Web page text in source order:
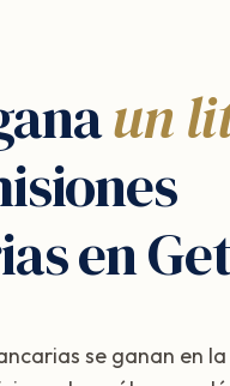
un
en
se ganan en